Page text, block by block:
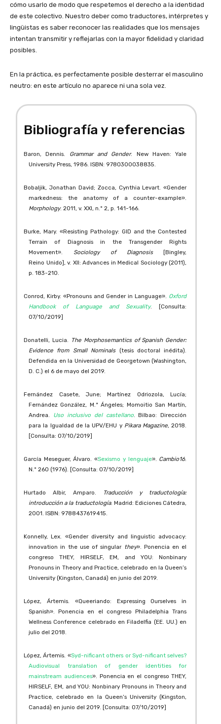
cómo usarlo de modo que respetemos el derecho a la identidad
de este colectivo. Nuestro deber como traductores, intérpretes y
lingüistas es saber reconocer las realidades que los mensajes
intentan transmitir y reflejarlas con la mayor fidelidad y claridad
posibles.
En la práctica, es perfectamente posible desterrar el masculino
neutro: en este artículo no aparece ni una sola vez.
Bibliografía y referencias
Baron, Dennis. Grammar and Gender. New Haven: Yale
University Press, 1986. ISBN: 9780300038835.
Bobaljik, Jonathan David; Zocca, Cynthia Levart. «Gender
markedness: the anatomy of a counter-example».
Morphology. 2011, v. XXI, n.º 2, p. 141-166.
Burke, Mary. «Resisting Pathology: GID and the Contested
Terrain of Diagnosis in the Transgender Rights
Movement». Sociology of Diagnosis[Bingley,
Reino Unido], v. XII: Advances in Medical Sociology (2011),
p. 183-210.
Conrod, Kirby. «Pronouns and Gender in Language». Oxford
Handbook of Language and Sexuality. [Consulta:
07/10/2019]
Donatelli, Lucia. The Morphosemantics of Spanish Gender:
Evidence from Small Nominals(tesis doctoral inédita).
Defendida en la Universidad de Georgetown (Washington,
D. C.) el 6 de mayo del 2019.
Fernández Casete, June; Martínez Odriozola, Lucía;
Fernández González, M.ª Ángeles; Momoitio San Martín,
Andrea. Uso inclusivo del castellano. Bilbao: Dirección
para la Igualdad de la UPV/EHU y Pikara Magazine, 2018.
[Consulta: 07/10/2019]
García Meseguer, Álvaro. «Sexismo y lenguaje». Cambio16.
N.º 260 (1976). [Consulta: 07/10/2019]
Hurtado Albir, Amparo.
Traducción y traductología:
introducción a la traductología. Madrid: Ediciones Cátedra,
2001. ISBN: 9788437619415.
Konnelly, Lex. «Gender diversity and linguistic advocacy:
innovation in the use of singular they». Ponencia en el
congreso THEY, HIRSELF, EM, and YOU: Nonbinary
Pronouns in Theory and Practice, celebrado en la Queen’s
University (Kingston, Canadá) en junio del 2019.
López, Ártemis. «Queeriando: Expressing Ourselves in
Spanish». Ponencia en el congreso Philadelphia Trans
Wellness Conference celebrado en Filadelfia (EE. UU.) en
julio del 2018.
López, Ártemis. «Syd-nificant others or Syd-nificant selves?
Audiovisual translation of gender identities for
mainstream audiences». Ponencia en el congreso THEY,
HIRSELF, EM, and YOU: Nonbinary Pronouns in Theory and
Practice, celebrado en la Queen’s University (Kingston,
Canadá) en junio del 2019. [Consulta: 07/10/2019]